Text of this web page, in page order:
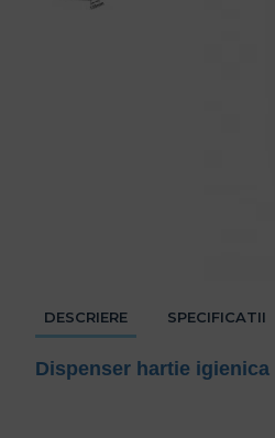
DESCRIERE SPECIFICATII
Dispenser hartie igienica